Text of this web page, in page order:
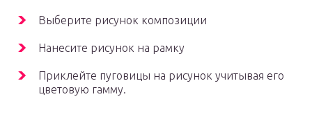
Выберите рисунок композиции
Нанесите рисунок на рамку
Приклейте пуговицы на рисунок учитывая его
цветовую гамму.